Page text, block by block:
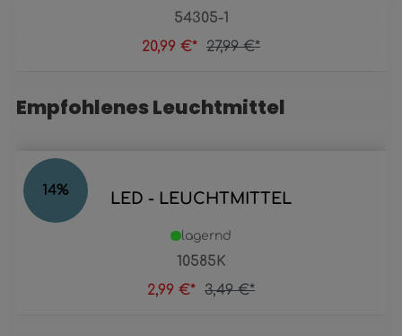
54305-1
20,99 €* 27,99 €*
Produktgalerie überspringen
Empfohlenes Leuchtmittel
14% LED - LEUCHTMITTEL
10585K
lagernd
2,99 €* 3,49 €*